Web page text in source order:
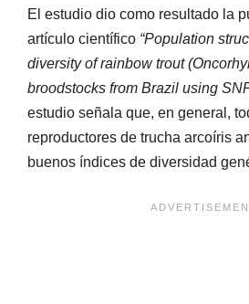
El estudio dio como resultado la
artículo científico “Population
diversity of rainbow trout
broodstocks from Brazil using
estudio señala que, en general,
reproductores de trucha arcoíris
buenos índices de diversidad